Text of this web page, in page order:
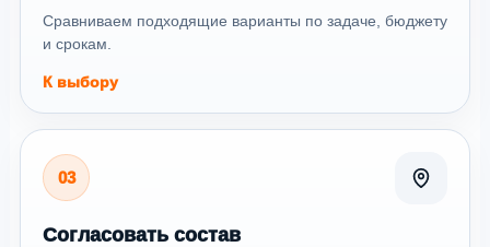
Сравниваем подходящие варианты по задаче, бюджету
и срокам.
К выбору
03
Согласовать состав